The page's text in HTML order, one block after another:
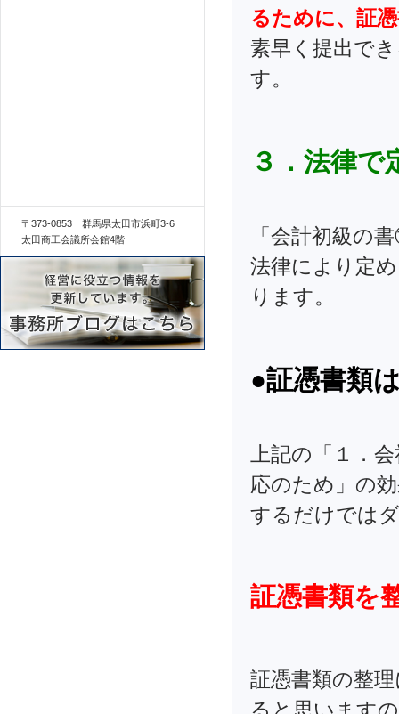
るために、証
素早く提出で
す。
３．法律
「会計初級の
法律により定
ります。
●証憑書類
上記の「１．
応のため」の
するだけでは
証憑書類を
証憑書類の整
〒373-0853 群馬県太田市浜町3-6
太田商工会議所会館4階